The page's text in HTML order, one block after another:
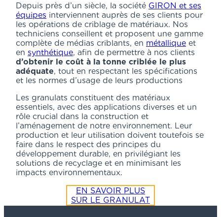
Depuis près d’un siècle, la société GIRON et ses
équipes interviennent auprès de ses clients pour
les opérations de criblage de matériaux. Nos
techniciens conseillent et proposent une gamme
complète de médias criblants, en métallique et
en synthétique, afin de permettre à nos clients
d’obtenir le coût à la tonne criblée le plus
adéquate, tout en respectant les spécifications
et les normes d’usage de leurs productions
Les granulats constituent des matériaux
essentiels, avec des applications diverses et un
rôle crucial dans la construction et
l’aménagement de notre environnement. Leur
production et leur utilisation doivent toutefois se
faire dans le respect des principes du
développement durable, en privilégiant les
solutions de recyclage et en minimisant les
impacts environnementaux.
EN SAVOIR PLUS
SUR LE GRANULAT